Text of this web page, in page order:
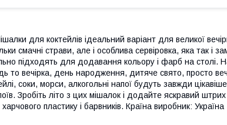
для коктейлів ідеальний варіант для великої
смачні страви, але і особлива сервіровка, яка так і
підходять для додавання кольору і фарб на столі.
то вечірка, день народження, дитяче свято, просто
соки, морси, алкогольні напої будуть завжди
Зробіть літо з цих мішалок і додайте яскравий
пластику і барвників. Країна виробник: Україна